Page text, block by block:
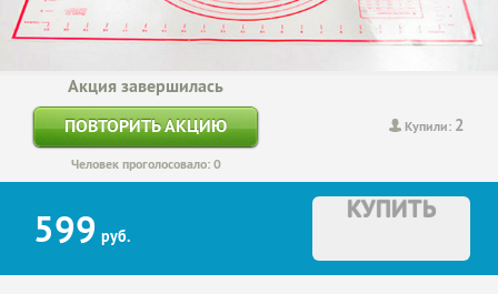
Купили: 2
Акция завершилась
ПОВТОРИТЬ АКЦИЮ
Человек проголосовало: 0
599 руб.
КУПИТЬ